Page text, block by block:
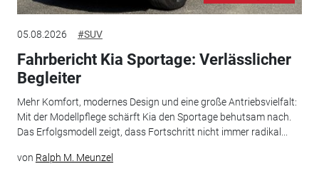
05.08.2026 #SUV
Fahrbericht Kia Sportage: Verlässlicher
Begleiter
Mehr Komfort, modernes Design und eine große Antriebsvielfalt:
Mit der Modellpflege schärft Kia den Sportage behutsam nach.
Das Erfolgsmodell zeigt, dass Fortschritt nicht immer radikal...
von Ralph M. Meunzel